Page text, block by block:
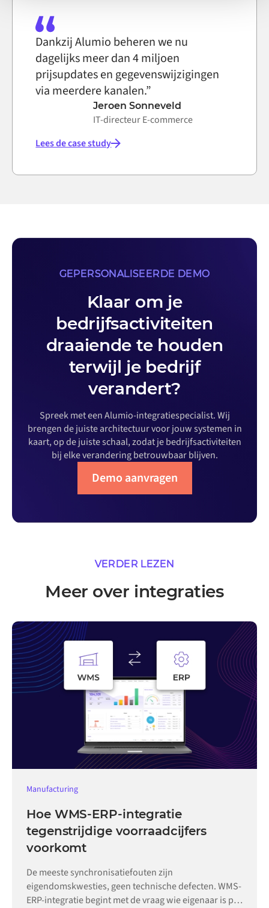
Dankzij Alumio beheren we nu
dagelijks meer dan 4 miljoen
prijsupdates en gegevenswijzigingen
via meerdere kanalen.”
Jeroen Sonneveld
IT-directeur E-commerce
Lees de case study
GEPERSONALISEERDE DEMO
Klaar om je
bedrijfsactiviteiten
draaiende te houden
terwijl je bedrijf
verandert?
Spreek met een Alumio-integratiespecialist. Wij
brengen de juiste architectuur voor jouw systemen in
kaart, op de juiste schaal, zodat je bedrijfsactiviteiten
bij elke verandering betrouwbaar blijven.
Demo aanvragen
VERDER LEZEN
Meer over integraties
Manufacturing
Hoe WMS-ERP-integratie
tegenstrijdige voorraadcijfers
voorkomt
De meeste synchronisatiefouten zijn
eigendomskwesties, geen technische defecten. WMS-
ERP-integratie begint met de vraag wie eigenaar is per